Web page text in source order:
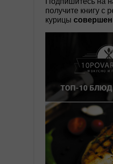
получите книгу с
курицы